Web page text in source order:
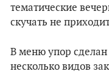
тематические
скучать не
В меню упор сделан
несколько видов